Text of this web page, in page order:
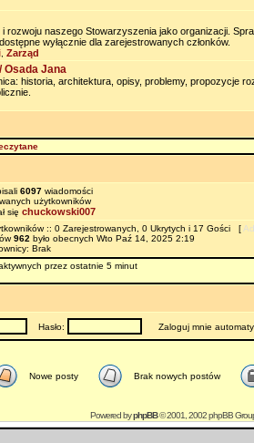
i rozwoju naszego Stowarzyszenia jako organizacji.
wyłącznie dla zarejestrowanych członków.
, Zarząd
Osada Jana
historia, architektura, opisy, problemy, propozycje
6097wiadomości
użytkowników
się chuckowski007
:: 0 Zarejestrowanych, 0 Ukrytych i 17 Gości [
962 było obecnych Wto Paź 14, 2025 2:19
Brak
przez ostatnie 5 minut
Hasło: Zaloguj mnie
Nowe posty Brak nowych postów
Powered byphpBB© 2001, 2002 phpBB